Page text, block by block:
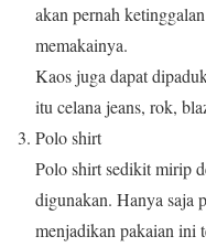
akan pernah
memakainya.
Kaos juga dapat
itu celana jeans, rok,
Polo shirt
Polo shirt sedikit mirip
digunakan. Hanya saja
menjadikan pakaian ini